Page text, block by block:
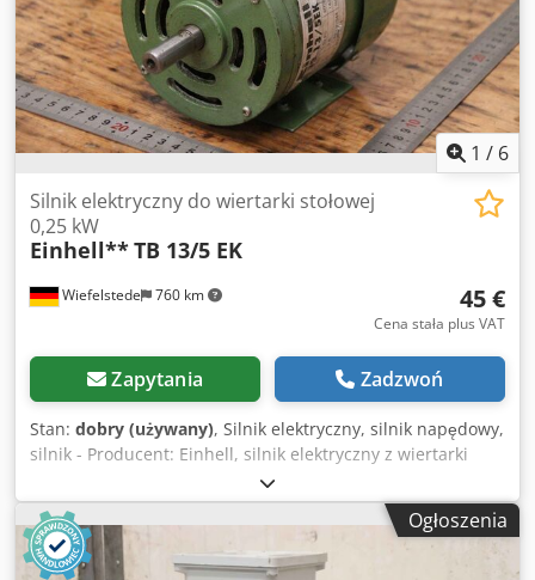
1490 obr./min Częstotliwość: 50 Hz Napięcie: 400/690 V
(Δ/Y) Zakres napięcia: 380–420 V Δ / 655–725 V Y
Współczynnik mocy (cos φ): 0,85 Stopień ochrony: IP55
Klasa izolacji: F Cedpszn Awxjfx Ab Hsrf Wykonanie
montażowe: IM B3 Norma: EN 60034 / IEC 38 Kraj
produkcji: Niemcy
1 / 6
Wiefelstede 760 km
Silnik elektryczny do wiertarki stołowej
0,25 kW
Einhell**TB 13/5 EK
45 €
Cena stała plus VAT
Zapytania Zadzwoń
Stan: dobry (używany), Silnik elektryczny, silnik napędowy,
silnik - Producent: Einhell, silnik elektryczny z wiertarki
kolumnowej TB 13/5 EK - Moc: 0,25 kW / 1420 obr./min -
Wał: Ø 14 x 30 mm - Ilość: dostępnych 6 silników - Cena: za
sztukę - Wymiary: 185/123/165 mm Credpfx Asw S Tg Tsb
Hof - Waga: 4,6 kg/szt.
Ogłoszenia